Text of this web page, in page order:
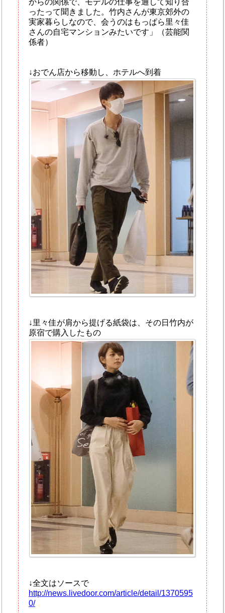
ったって聞きました。竹内さんが東京郊外の
実家暮らしなので、会うのはもっぱら里々佳
さんの自宅マンションみたいです」（芸能関
係者）
↓おでん店から移動し、ホテルへ到着
↓里々佳が肩から提げる紙袋は、その日竹内が
原宿で購入したもの
↓全文はソースで
http://news.livedoor.com/article/detail/1370595
0/